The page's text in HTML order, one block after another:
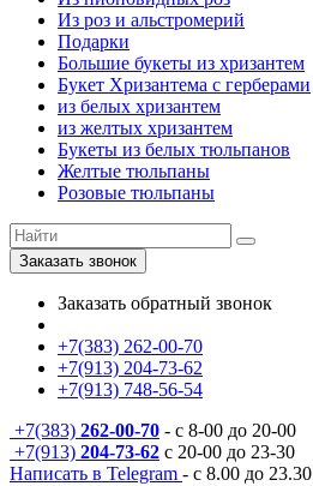
Из роз и альстромерий
Подарки
Большие букеты из хризантем
Букет Хризантема с герберами
из белых хризантем
из желтых хризантем
Букеты из белых тюльпанов
Желтые тюльпаны
Розовые тюльпаны
Заказать звонок
Заказать обратный звонок
+7(383) 262-00-70
+7(913) 204-73-62
+7(913) 748-56-54
+7(383) 262-00-70 - с 8-00 до 20-00
+7(913) 204-73-62 с 20-00 до 23-30
Написать в Telegram - с 8.00 до 23.30